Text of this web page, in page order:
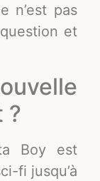
n’est pas
et
?
Boy est
fi jusqu’à